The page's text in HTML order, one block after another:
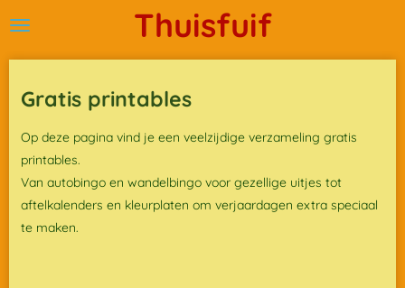
Ga
naar
hoofdinhoud
Thuisfuif
Gratis printables
Op deze pagina vind je een veelzijdige verzameling gratis
printables.
Van autobingo en wandelbingo voor gezellige uitjes tot
aftelkalenders en kleurplaten om verjaardagen extra speciaal
te maken.